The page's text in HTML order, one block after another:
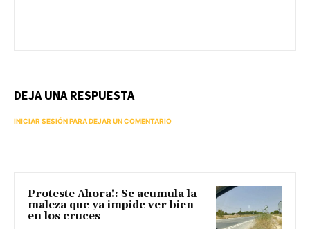
DEJA UNA RESPUESTA
INICIAR SESIÓN PARA DEJAR UN COMENTARIO
Proteste Ahora!: Se acumula la
maleza que ya impide ver bien
en los cruces